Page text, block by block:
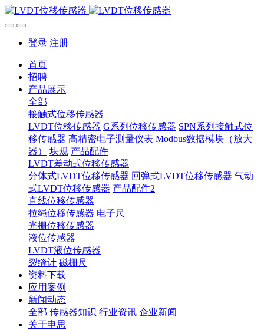
登录 注册
首页
招聘
产品展示
全部
接触式位移传感器
LVDT位移传感器 G系列位移传感器 SPN系列接触式位
移传感器 高精密电子测量仪表 Modbus数据模块（放大
器）
块规 产品配件
LVDT差动式位移传感器
分体式LVDT位移传感器 回弹式LVDT位移传感器 气动
式LVDT位移传感器 产品配件2
直线位移传感器
拉绳位移传感器 电子尺
光栅位移传感器
液位传感器
LVDT液位传感器
裂缝计 磁栅尺
资料下载
应用案例
新闻动态
全部 传感器知识 行业资讯 企业新闻
关于申思